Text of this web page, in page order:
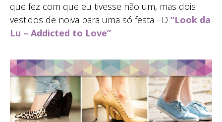
que fez com que eu tivesse não um, mas dois
vestidos de noiva para uma só festa =D “Look da
Lu – Addicted to Love”